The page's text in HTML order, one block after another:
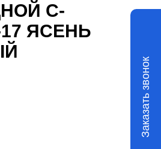
С-
ЯСЕНЬ
Заказать звонок